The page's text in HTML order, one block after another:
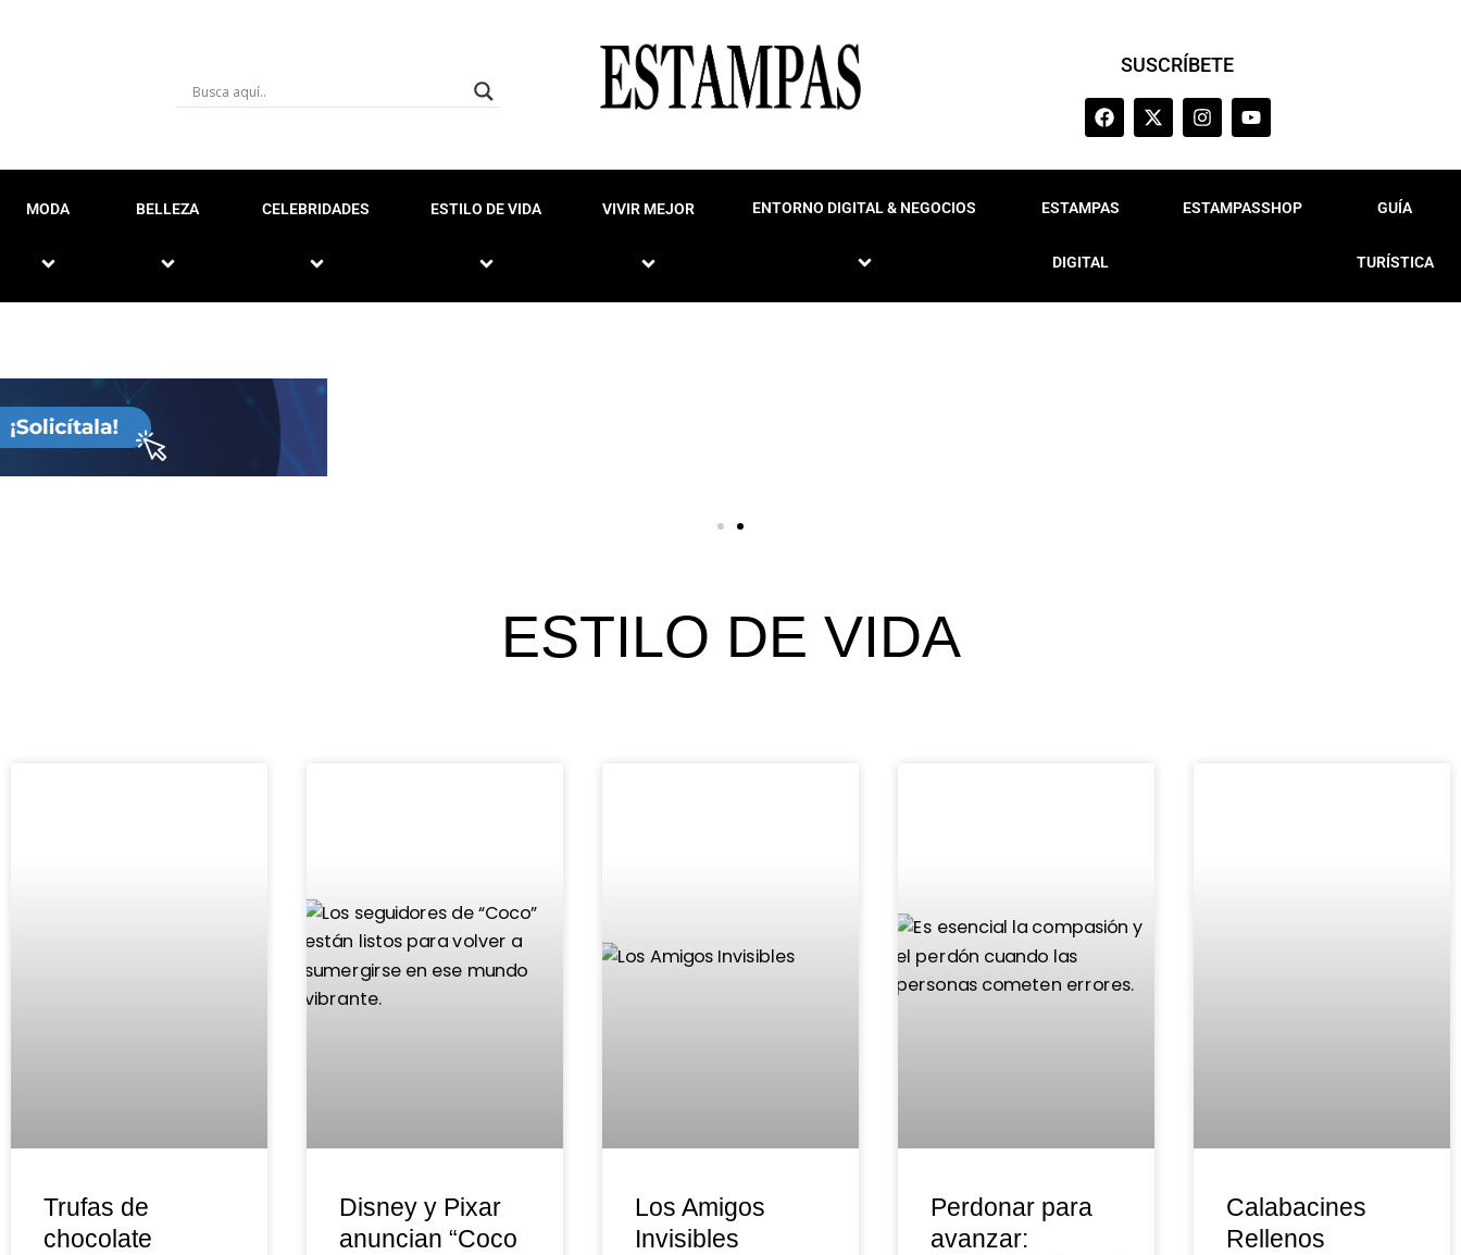
SUSCRÍBETE
MODA BELLEZA CELEBRIDADES ESTILO DE VIDA VIVIR MEJOR ENTORNO DIGITAL & NEGOCIOS ESTAMPAS
DIGITAL
ESTAMPASSHOP GUÍA
TURÍSTICA
ESTILO DE VIDA
Trufas de
chocolate
Disney y Pixar
anuncian “Coco
Los Amigos
Invisibles
Perdonar para
avanzar:
Calabacines
Rellenos